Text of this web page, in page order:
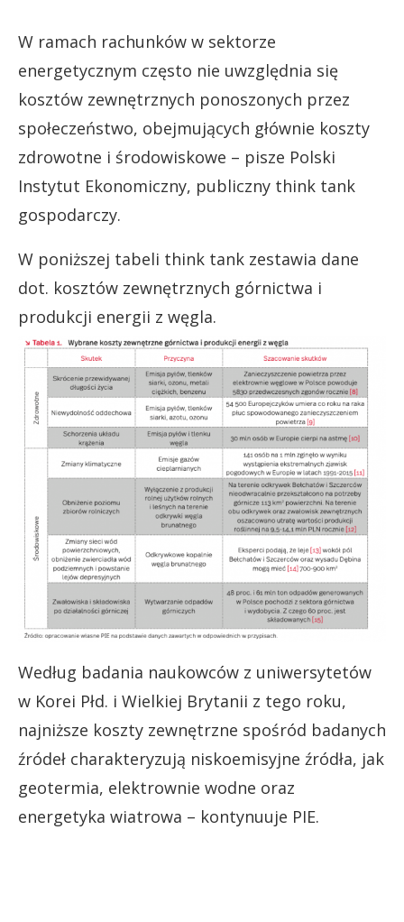
W ramach rachunków w sektorze
energetycznym często nie uwzględnia się
kosztów zewnętrznych ponoszonych przez
społeczeństwo, obejmujących głównie koszty
zdrowotne i środowiskowe – pisze Polski
Instytut Ekonomiczny, publiczny think tank
gospodarczy.
W poniższej tabeli think tank zestawia dane
dot. kosztów zewnętrznych górnictwa i
produkcji energii z węgla.
Według badania naukowców z uniwersytetów
w Korei Płd. i Wielkiej Brytanii z tego roku,
najniższe koszty zewnętrzne spośród badanych
źródeł charakteryzują niskoemisyjne źródła, jak
geotermia, elektrownie wodne oraz
energetyka wiatrowa – kontynuuje PIE.